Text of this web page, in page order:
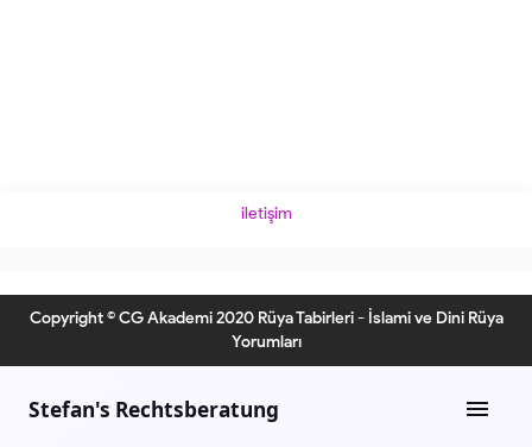
iletişim
Copyright © CG Akademi 2020 Rüya Tabirleri - İslami ve Dini Rüya
Yorumları